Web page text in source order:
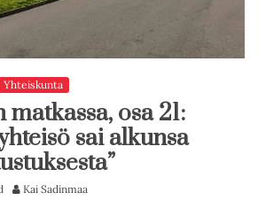
Yhteiskunta
osa 21:
sai alkunsa
Kai Sadinmaa